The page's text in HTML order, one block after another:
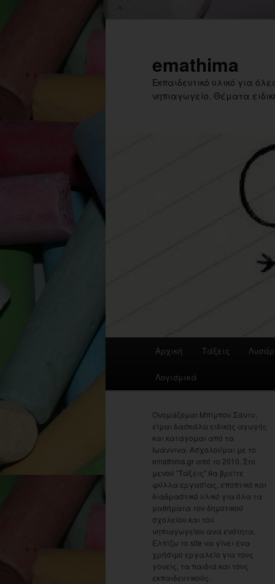
emathima
Εκπαιδευτικό υλικό για
νηπιαγωγείο. Θέματα
Αρχική Τάξεις
Λογισμικά
Ονομάζομαι Μπίμπου Σάντυ,
είμαι δασκάλα ειδικής αγωγής
και κατάγομαι από τα
Ιωάννινα. Ασχολούμαι με το
emathima.gr από το 2010. Στο
μενού "Τάξεις" θα βρείτε
φύλλα εργασίας, εποπτικό και
διαδραστικό υλικό για όλα τα
μαθήματα του δημοτικού
σχολείου και του
νηπιαγωγείου ανά ενότητα.
Ελπίζω το site να γίνει ένα
χρήσιμο εργαλείο για τους
γονείς, τα παιδιά και τους
εκπαιδευτικούς.